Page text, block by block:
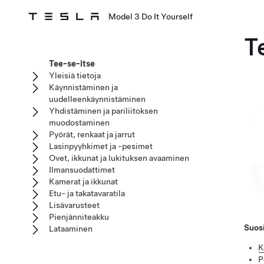
Model 3 Do It Yourself
Tee-se-itse
Yleisiä tietoja
Käynnistäminen ja
uudelleenkäynnistäminen
Yhdistäminen ja pariliitoksen
muodostaminen
Pyörät, renkaat ja jarrut
Lasinpyyhkimet ja -pesimet
Ovet, ikkunat ja lukituksen avaaminen
Ilmansuodattimet
Kamerat ja ikkunat
Etu- ja takatavaratila
Lisävarusteet
Pienjänniteakku
Lataaminen